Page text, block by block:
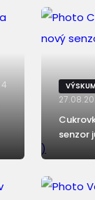
4
)
senzor